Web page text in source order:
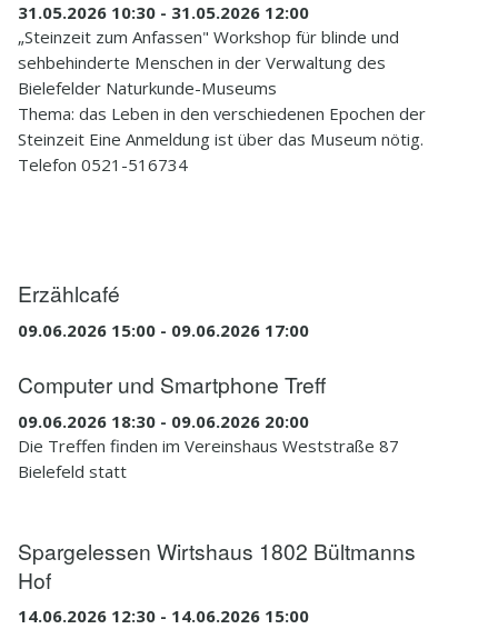
31.05.2026 10:30 - 31.05.2026 12:00
„Steinzeit zum Anfassen" Workshop für blinde und
sehbehinderte Menschen in der Verwaltung des
Bielefelder Naturkunde-Museums
Thema: das Leben in den verschiedenen Epochen der
Steinzeit Eine Anmeldung ist über das Museum nötig.
Telefon 0521-516734
Erzählcafé
09.06.2026 15:00 - 09.06.2026 17:00
Computer und Smartphone Treff
09.06.2026 18:30 - 09.06.2026 20:00
Die Treffen finden im Vereinshaus Weststraße 87
Bielefeld statt
Spargelessen Wirtshaus 1802 Bültmanns
Hof
14.06.2026 12:30 - 14.06.2026 15:00